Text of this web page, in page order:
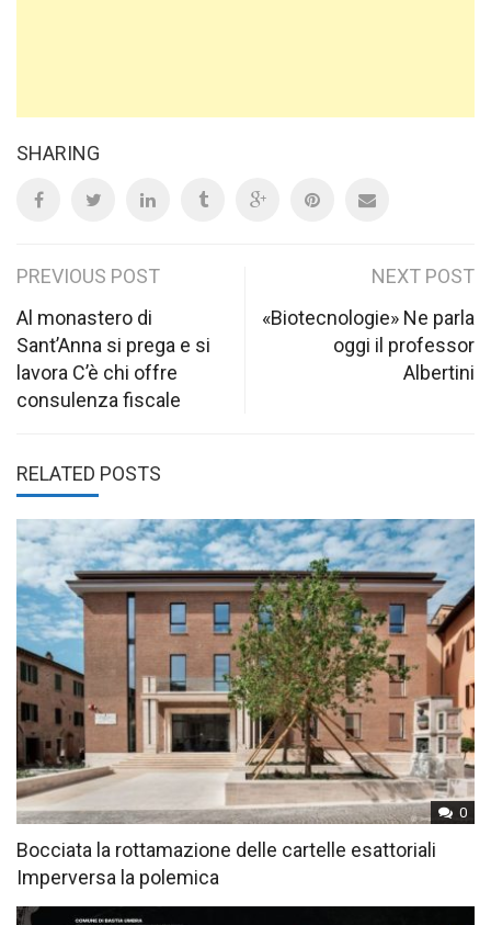
SHARING
Post
navigation
PREVIOUS POST
Al monastero di
Sant’Anna si prega e si
lavora C’è chi offre
consulenza fiscale
NEXT POST
«Biotecnologie» Ne parla
oggi il professor
Albertini
RELATED POSTS
0
Bocciata la rottamazione delle cartelle esattoriali
Imperversa la polemica